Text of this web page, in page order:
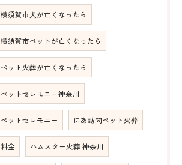
横須賀市犬が亡くなったら
横須賀市ペットが亡くなったら
ペット火葬が亡くなったら
ペットセレモニー神奈川
ペットセレモニー にあ訪問ペット火葬
料金 ハムスター火葬 神奈川